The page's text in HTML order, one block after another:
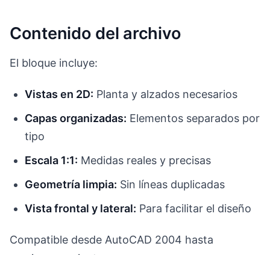
Contenido del archivo
El bloque incluye:
Vistas en 2D: Planta y alzados necesarios
Capas organizadas: Elementos separados por
tipo
Escala 1:1: Medidas reales y precisas
Geometría limpia: Sin líneas duplicadas
Vista frontal y lateral: Para facilitar el diseño
Compatible desde AutoCAD 2004 hasta